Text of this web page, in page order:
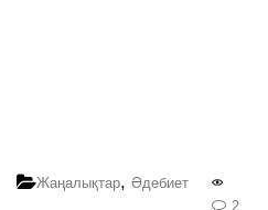
Жаңалықтар, Әдебиет
2